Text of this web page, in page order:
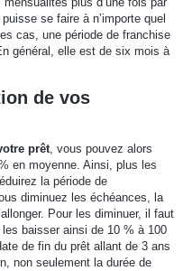
se faire à n’importe quel
cas, une période de franchise
général, elle est de six mois à
de vos
prêt, vous pouvez alors
en moyenne. Ainsi, plus les
la période de
diminuez les échéances, la
Pour les diminuer, il faut
baisser ainsi de 10 % à 100
de fin du prêt allant de 3 ans
non seulement la durée de